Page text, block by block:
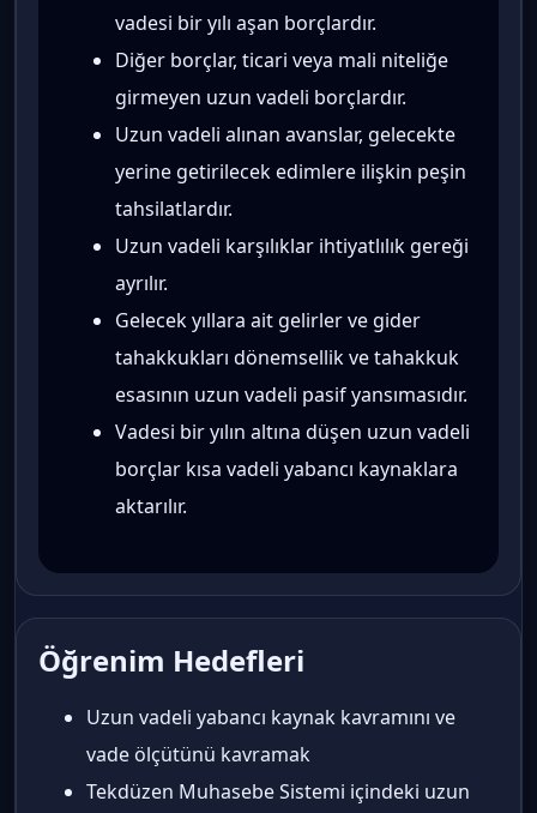
vadesi bir yılı aşan borçlardır.
Diğer borçlar, ticari veya mali niteliğe
girmeyen uzun vadeli borçlardır.
Uzun vadeli alınan avanslar, gelecekte
yerine getirilecek edimlere ilişkin peşin
tahsilatlardır.
Uzun vadeli karşılıklar ihtiyatlılık gereği
ayrılır.
Gelecek yıllara ait gelirler ve gider
tahakkukları dönemsellik ve tahakkuk
esasının uzun vadeli pasif yansımasıdır.
Vadesi bir yılın altına düşen uzun vadeli
borçlar kısa vadeli yabancı kaynaklara
aktarılır.
Öğrenim Hedefleri
Uzun vadeli yabancı kaynak kavramını ve
vade ölçütünü kavramak
Tekdüzen Muhasebe Sistemi içindeki uzun